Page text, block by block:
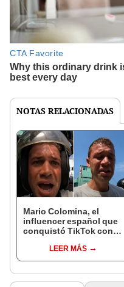
NOTAS RELACIONADAS
Mario Colomina, el
influencer español que
conquistó TikTok con
"Mi amor nació por la
gastronomía"
LEER MÁS